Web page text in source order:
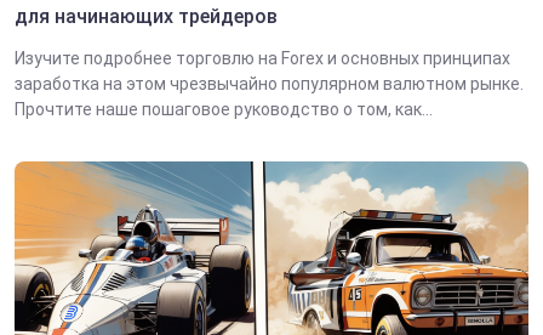
для начинающих трейдеров
Изучите подробнее торговлю на Forex и основных принципах
заработка на этом чрезвычайно популярном валютном рынке.
Прочтите наше пошаговое руководство о том, как...